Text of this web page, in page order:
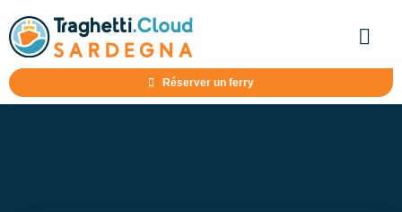
Skip
to
content
Réserver un ferry